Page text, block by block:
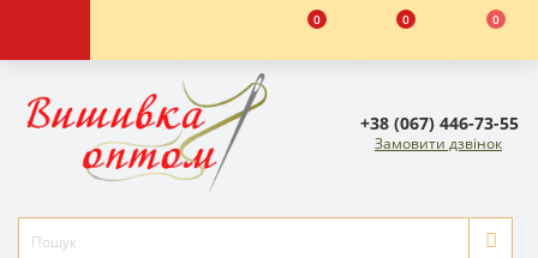
0 0 0
+38 (067) 446-73-55
Замовити дзвінок